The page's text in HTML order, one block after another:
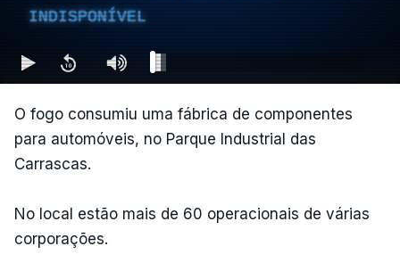
INDISPONÍVEL
O fogo consumiu uma fábrica de componentes
para automóveis, no Parque Industrial das
Carrascas.
No local estão mais de 60 operacionais de várias
corporações.